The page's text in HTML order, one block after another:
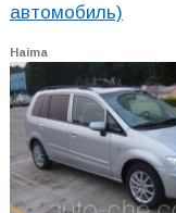
автомобиль)
Haima